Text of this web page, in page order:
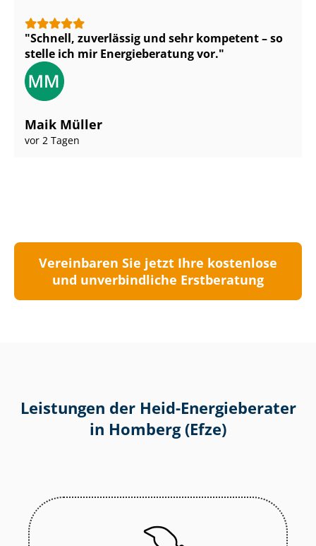
Schnell, zuverlässig und sehr kompetent – so
stelle ich mir Energieberatung vor.
Maik Müller
vor 2 Tagen
Vereinbaren Sie jetzt Ihre kostenlose
und unverbindliche Erstberatung
Leistungen der Heid-Energieberater
in Homberg (Efze)